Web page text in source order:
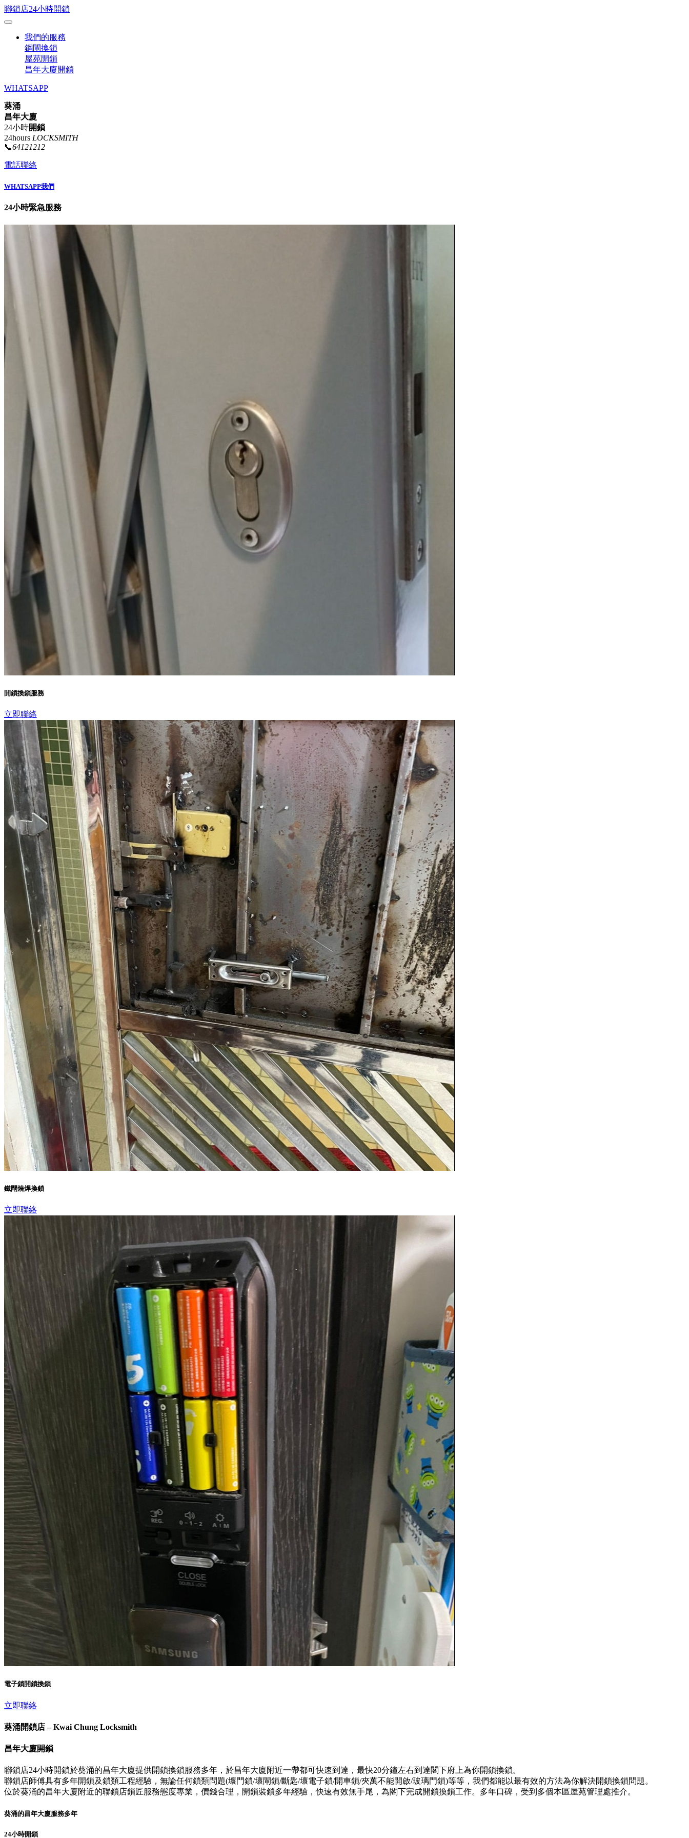
聯鎖店24小時開鎖
我們的服務
鋼閘換鎖
屋苑開鎖
昌年大廈開鎖
WHATSAPP
葵涌
昌年大廈
24小時開鎖
24hours LOCKSMITH
📞64121212
電話聯絡
WHATSAPP我們
24小時緊急服務
開鎖換鎖服務
立即聯絡
鐵閘燒焊換鎖
立即聯絡
電子鎖開鎖換鎖
立即聯絡
葵涌開鎖店 – Kwai Chung Locksmith
昌年大廈開鎖
聯鎖店24小時開鎖於葵涌的昌年大廈提供開鎖換鎖服務多年，於昌年大廈附近一帶都可快速到達，最快20分鐘左右到達閣下府上為你開鎖換鎖。
聯鎖店師傅具有多年開鎖及鎖類工程經驗，無論任何鎖類問題(壞門鎖/壞閘鎖/斷匙/壞電子鎖/開車鎖/夾萬不能開啟/玻璃門鎖)等等，我們都能以最有效的方法為你解決開鎖換鎖問題。
位於葵涌的昌年大廈附近的聯鎖店鎖匠服務態度專業，價錢合理，開鎖裝鎖多年經驗，快速有效無手尾，為閣下完成開鎖換鎖工作。多年口碑，受到多個本區屋苑管理處推介。
葵涌的昌年大廈服務多年
24小時開鎖